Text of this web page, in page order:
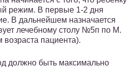
режим. В первые 1-2 дня
В дальнейшем назначается
лечебному столу №5п по М.
возраста пациента).
должно быть максимально